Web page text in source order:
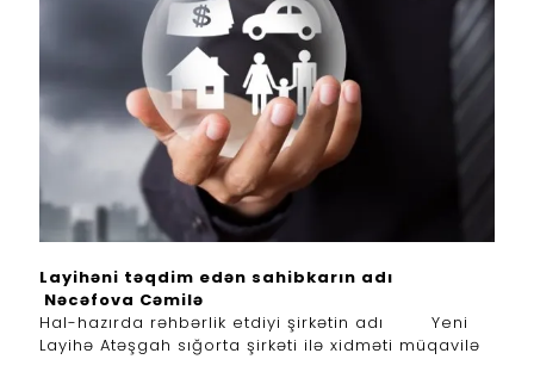
Layihəni təqdim edən sahibkarın adı
Nəcəfova Cəmilə
Hal-hazırda rəhbərlik etdiyi şirkətin adı Yeni
Layihə Atəşgah sığorta şirkəti ilə xidməti müqavilə